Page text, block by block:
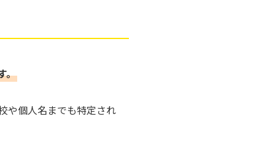
。
や個人名までも特定され